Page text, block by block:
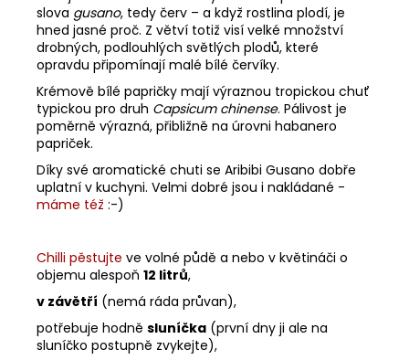
slova gusano, tedy červ – a když rostlina plodí, je
hned jasné proč. Z větví totiž visí velké množství
drobných, podlouhlých světlých plodů, které
opravdu připomínají malé bílé červíky.
Krémově bílé papričky mají výraznou tropickou chuť
typickou pro druh Capsicum chinense. Pálivost je
poměrně výrazná, přibližně na úrovni habanero
papriček.
Díky své aromatické chuti se Aribibi Gusano dobře
uplatní v kuchyni. Velmi dobré jsou i nakládané -
máme též :-)
Chilli pěstujte ve volné půdě a nebo v květináči o
objemu alespoň 12 litrů,
v závětří (nemá ráda průvan),
potřebuje hodně sluníčka (první dny ji ale na
sluníčko postupně zvykejte),